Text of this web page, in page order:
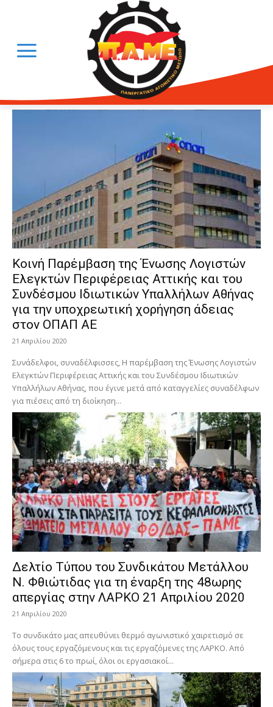
Κοινή Παρέμβαση της Ένωσης Λογιστών
Ελεγκτών Περιφέρειας Αττικής και του
Συνδέσμου Ιδιωτικών Υπαλλήλων Αθήνας
για την υποχρεωτική χορήγηση άδειας
στον ΟΠΑΠ ΑΕ
21 Απριλίου 2020
Συνάδελφοι, συναδέλφισσες, Η παρέμβαση της Ένωσης Λογιστών
Ελεγκτών Περιφέρειας Αττικής και του Συνδέσμου Ιδιωτικών
Υπαλλήλων Αθήνας, που έγινε μετά από καταγγελίες συναδέλφων
για πιέσεις από τη διοίκηση...
Δελτίο Τύπου του Συνδικάτου Μετάλλου
Ν. Φθιώτιδας για τη έναρξη της 48ωρης
απεργίας στην ΛΑΡΚΟ 21 Απριλίου 2020
21 Απριλίου 2020
Το συνδικάτο μας απευθύνει θερμό αγωνιστικό χαιρετισμό σε
όλους τους εργαζόμενους και τις εργαζόμενες της ΛΑΡΚΟ. Από
σήμερα στις 6 το πρωί, όλοι οι εργασιακοί...